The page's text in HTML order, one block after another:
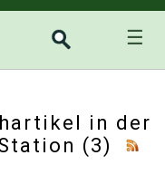
☰
in der
(3)